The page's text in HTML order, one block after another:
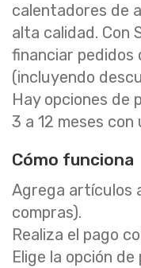
calentadores de
alta calidad. Con
financiar pedidos
(incluyendo
Hay opciones de
3 a 12 meses con
Cómo funciona
Agrega artículos
compras).
Realiza el pago
Elige la opción